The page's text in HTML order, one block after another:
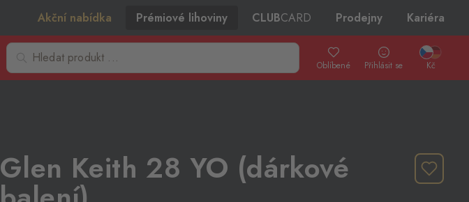
Akční nabídka Prémiové lihoviny CLUBCARD Prodejny Kariéra
Oblíbené Přihlásit se Kč
Glen Keith 28 YO (dárkové